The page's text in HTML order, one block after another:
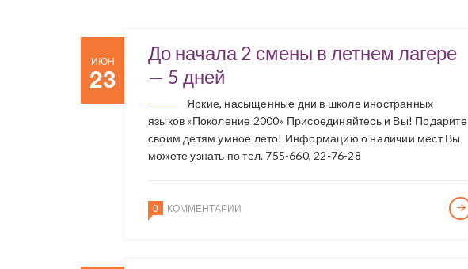
ИЮН
23
До начала 2 смены в летнем лагере
— 5 дней
Яркие, насыщенные дни в школе иностранных
языков «Поколение 2000» Присоединяйтесь и Вы! Подарите
своим детям умное лето! Информацию о наличии мест Вы
можете узнать по тел. 755-660, 22-76-28
0 КОММЕНТАРИИ